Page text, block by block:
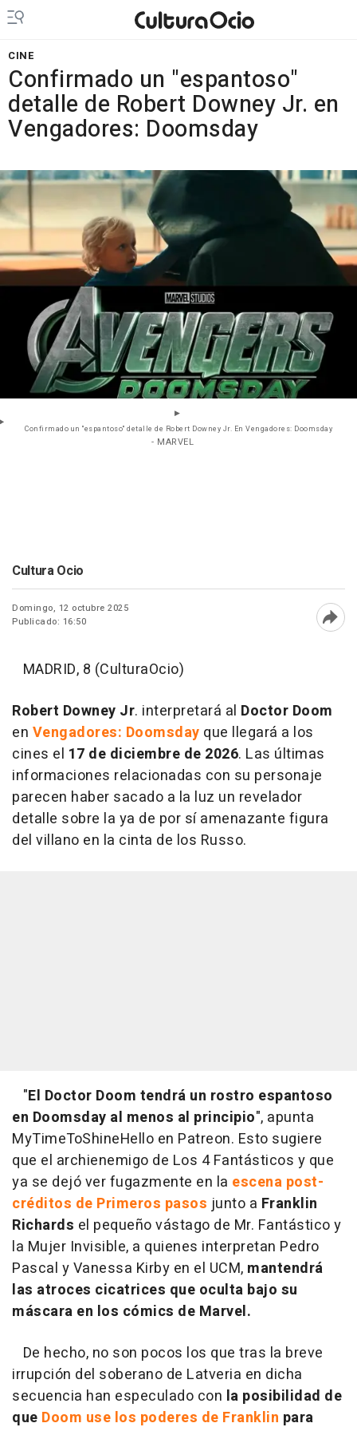
CINE
Confirmado un "espantoso"
detalle de Robert Downey Jr. en
Vengadores: Doomsday
Confirmado un "espantoso" detalle de Robert Downey Jr. En Vengadores: Doomsday
- MARVEL
Cultura Ocio
Domingo, 12 octubre 2025
Publicado: 16:50
MADRID, 8 (CulturaOcio)
Robert Downey Jr. interpretará al Doctor Doom
en Vengadores: Doomsday que llegará a los
cines el 17 de diciembre de 2026. Las últimas
informaciones relacionadas con su personaje
parecen haber sacado a la luz un revelador
detalle sobre la ya de por sí amenazante figura
del villano en la cinta de los Russo.
"El Doctor Doom tendrá un rostro espantoso
en Doomsday al menos al principio", apunta
MyTimeToShineHello en Patreon. Esto sugiere
que el archienemigo de Los 4 Fantásticos y que
ya se dejó ver fugazmente en la escena post-
créditos de Primeros pasos junto a Franklin
Richards el pequeño vástago de Mr. Fantástico y
la Mujer Invisible, a quienes interpretan Pedro
Pascal y Vanessa Kirby en el UCM, mantendrá
las atroces cicatrices que oculta bajo su
máscara en los cómics de Marvel.
De hecho, no son pocos los que tras la breve
irrupción del soberano de Latveria en dicha
secuencia han especulado con la posibilidad de
que Doom use los poderes de Franklin para